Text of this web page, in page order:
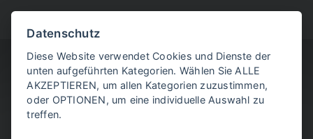
Datenschutz
Diese Website verwendet Cookies und Dienste der
unten aufgeführten Kategorien. Wählen Sie ALLE
AKZEPTIEREN, um allen Kategorien zuzustimmen,
oder OPTIONEN, um eine individuelle Auswahl zu
treffen.